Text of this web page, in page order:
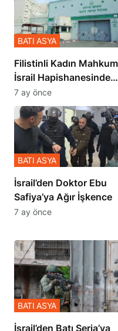
Filistinli Kadın Mahkum,
İsrail Hapishanesindeki
Zulmü Anlattı
BATI ASYA
7 ay önce
İsrail’den Doktor Ebu
Safiya’ya Ağır İşkence
BATI ASYA
7 ay önce
​​​​​​​İsrail’den Batı Şeria’ya
BATI ASYA